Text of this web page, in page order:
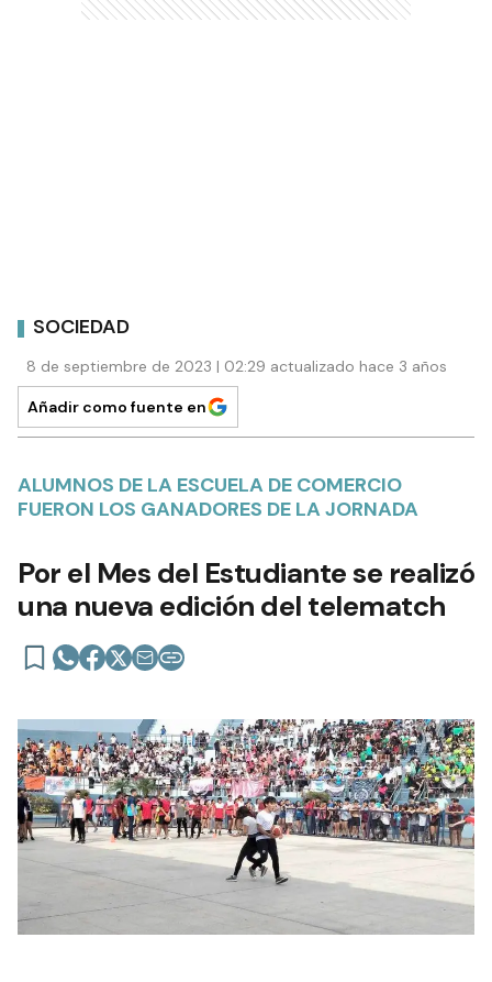
SOCIEDAD
8 de septiembre de 2023 | 02:29 actualizado hace 3 años
Añadir como fuente en
ALUMNOS DE LA ESCUELA DE COMERCIO
FUERON LOS GANADORES DE LA JORNADA
Por el Mes del Estudiante se realizó
una nueva edición del telematch